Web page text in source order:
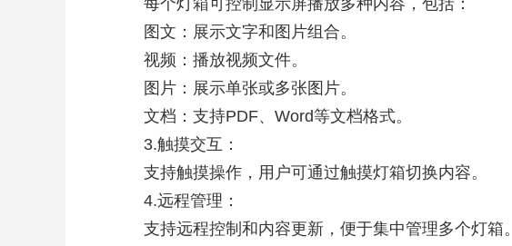
每个灯箱可控制显示屏播放多种内容，包括：
图文：展示文字和图片组合。
视频：播放视频文件。
图片：展示单张或多张图片。
文档：支持PDF、Word等文档格式。
3.触摸交互：
支持触摸操作，用户可通过触摸灯箱切换内容。
4.远程管理：
支持远程控制和内容更新，便于集中管理多个灯箱。